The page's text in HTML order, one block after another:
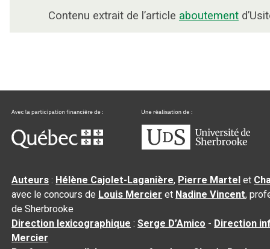
Contenu extrait de l’article aboutement
Auteurs : Hélène Cajolet-Laganière, Pierre Martel et
avec le concours de Louis Mercier et Nadine Vincent,
de Sherbrooke
Direction lexicographique :Serge D’Amico - Direction
Mercier